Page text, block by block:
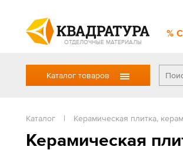
ОТДЕЛОЧНЫЕ МАТЕРИАЛЫ
Каталог товаров
Каталог | Керамическая плитка,
Керамическая